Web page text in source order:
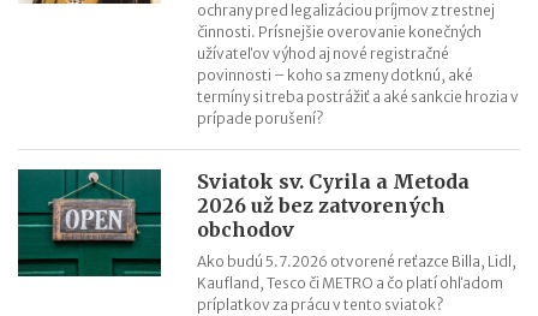
ochrany pred legalizáciou príjmov z trestnej
činnosti. Prísnejšie overovanie konečných
užívateľov výhod aj nové registračné
povinnosti – koho sa zmeny dotknú, aké
termíny si treba postrážiť a aké sankcie hrozia v
prípade porušení?
Sviatok sv. Cyrila a Metoda
2026 už bez zatvorených
obchodov
Ako budú 5.7.2026 otvorené reťazce Billa, Lidl,
Kaufland, Tesco či METRO a čo platí ohľadom
príplatkov za prácu v tento sviatok?